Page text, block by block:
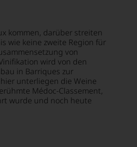
kommen, darüber streiten
wie keine zweite Region für
von
wird von den
in Barriques zur
unterliegen die Weine
Médoc-Classement,
wurde und noch heute